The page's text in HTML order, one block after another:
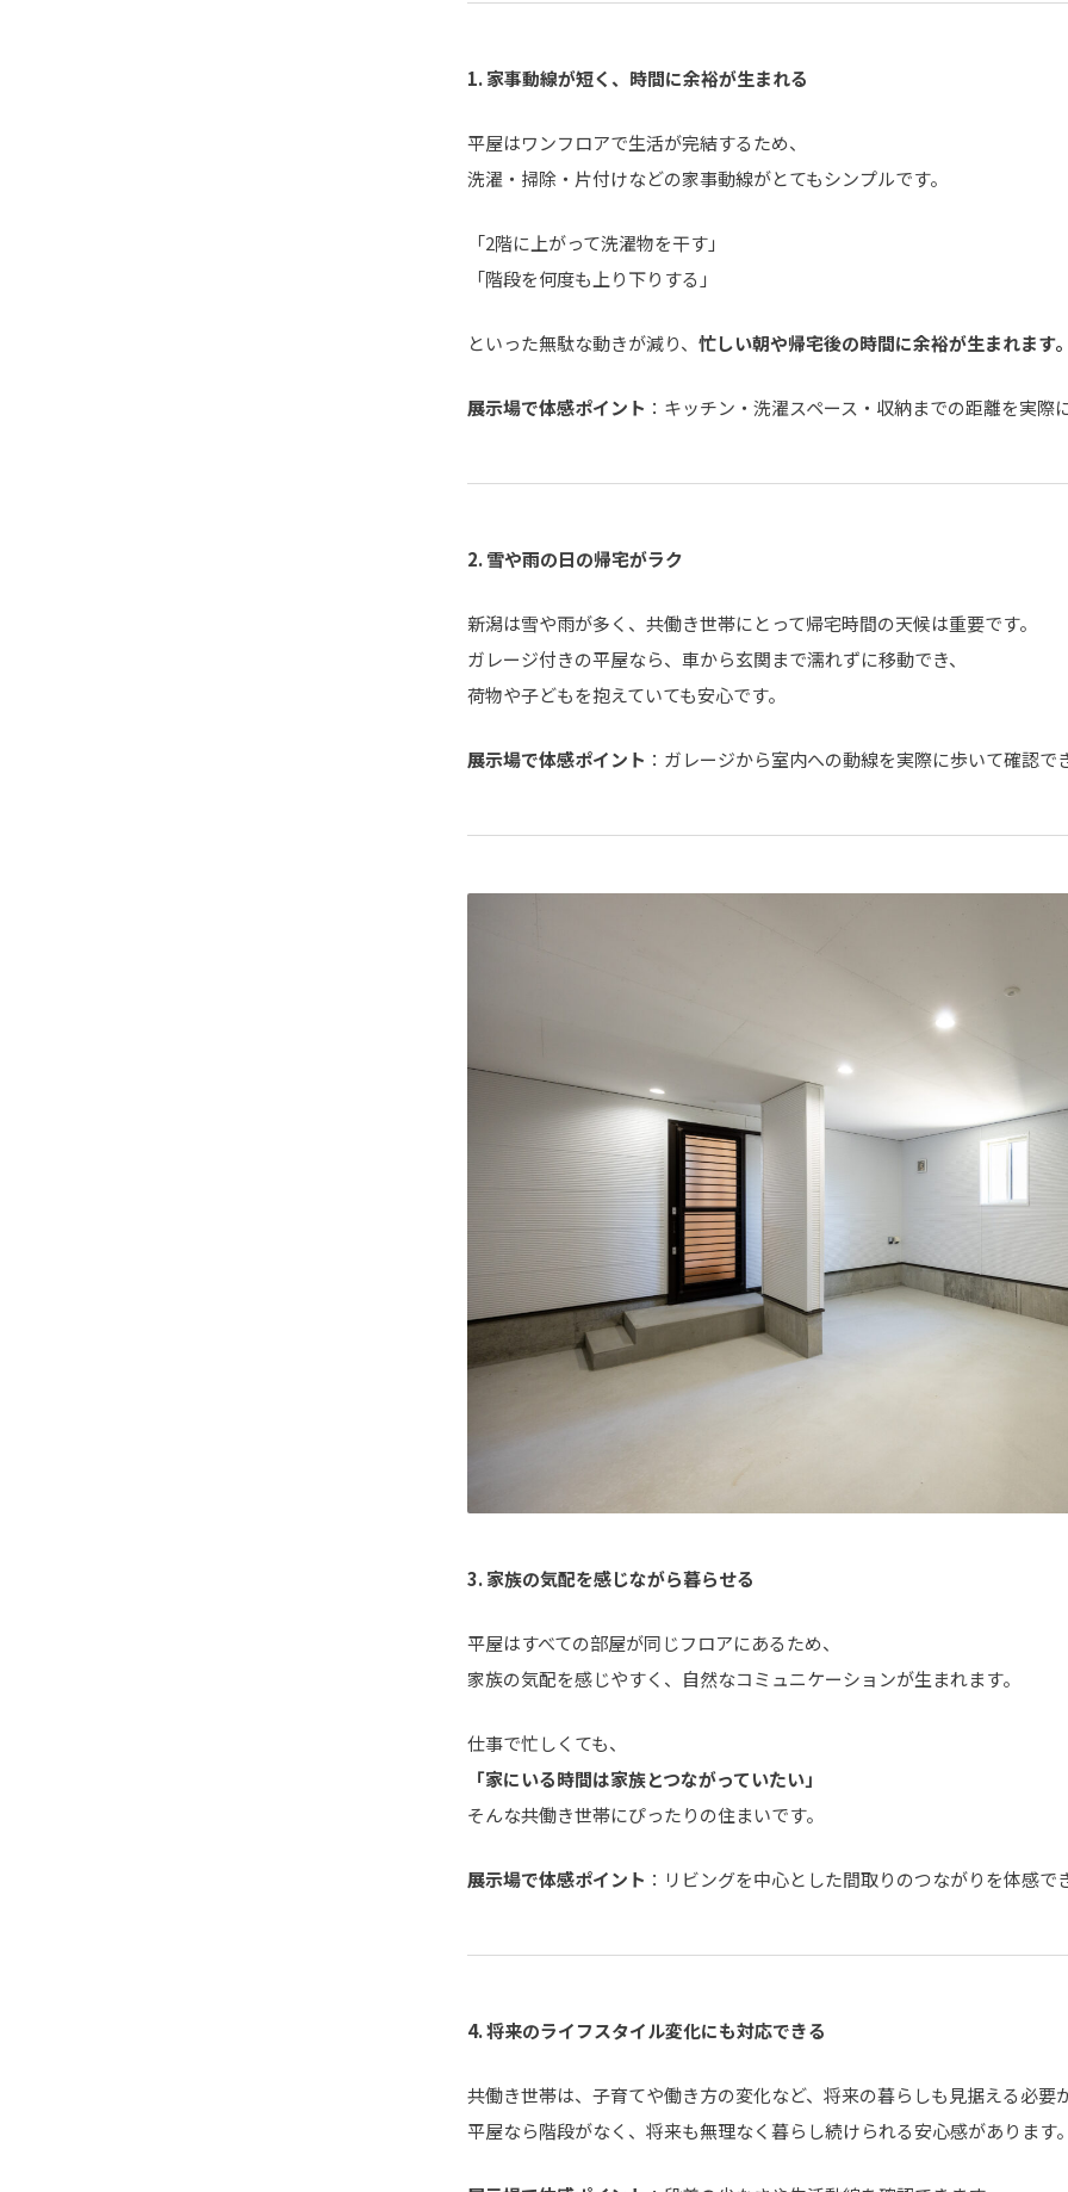
1.家事動線が短く、時間に余裕が生まれる
平屋はワンフロアで生活が完結するため、
洗濯・掃除・片付けなどの家事動線がとてもシンプルです。
「2階に上がって洗濯物を干す」
「階段を何度も上り下りする」
といった無駄な動きが減り、 忙しい朝や帰宅後の時間に余裕が生まれます
展示場で体感ポイント ：キッチン・洗濯スペース・収納までの距離を実際
2.雪や雨の日の帰宅がラク
新潟は雪や雨が多く、共働き世帯にとって帰宅時間の天候は重要です。
ガレージ付きの平屋なら、車から玄関まで濡れずに移動でき、
荷物や子どもを抱えていても安心です。
展示場で体感ポイント ：ガレージから室内への動線を実際に歩いて確認で
3.家族の気配を感じながら暮らせる
平屋はすべての部屋が同じフロアにあるため、
家族の気配を感じやすく、自然なコミュニケーションが生まれます。
仕事で忙しくても、
「家にいる時間は家族とつながっていたい」
そんな共働き世帯にぴったりの住まいです。
展示場で体感ポイント ：リビングを中心とした間取りのつながりを体感で
4.将来のライフスタイル変化にも対応できる
共働き世帯は、子育てや働き方の変化など、将来の暮らしも見据える必要
平屋なら階段がなく、将来も無理なく暮らし続けられる安心感があります